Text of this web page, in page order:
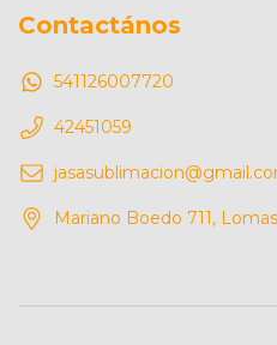
Contactános
541126007720
42451059
Mariano Boedo 711,